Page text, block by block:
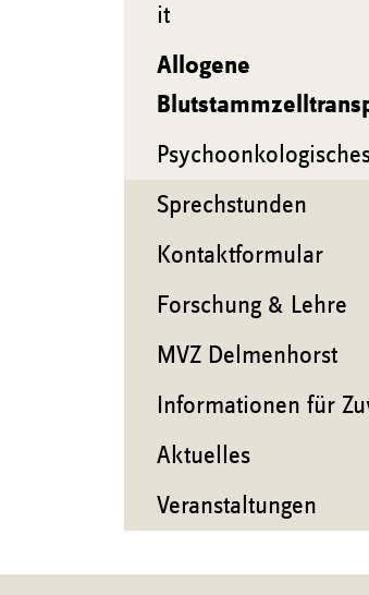
it
Allogene
Sprechstunden
Kontaktformular
Forschung & Lehre
MVZ Delmenhorst
Informationen für
Aktuelles
Veranstaltungen